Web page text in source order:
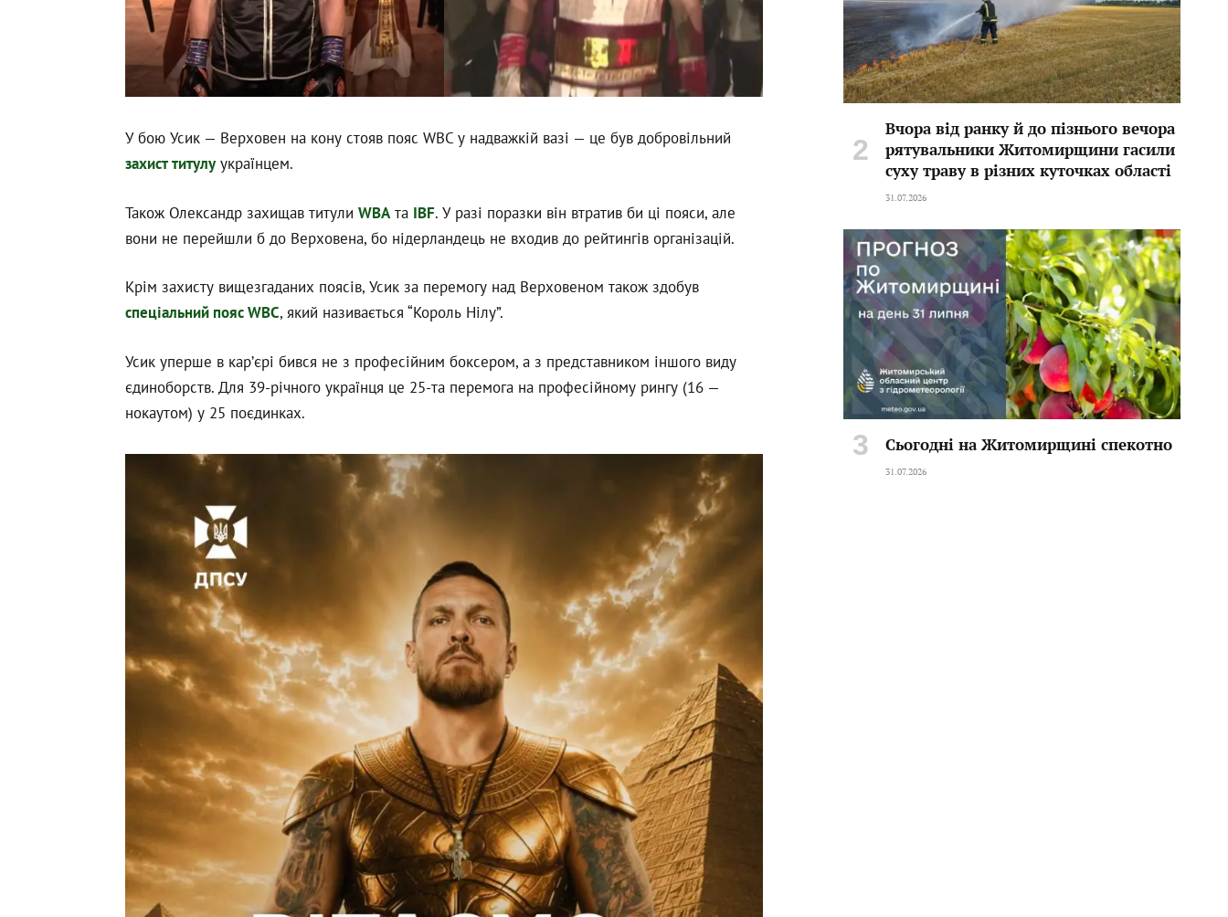
У бою Усик — Верховен на кону стояв пояс WBC у надважкій вазі — це був добровільний
захист титулуукраїнцем.
Також Олександр захищав титули WBAта IBF. У разі поразки він втратив би ці пояси, але
вони не перейшли б до Верховена, бо нідерландець не входив до рейтингів організацій.
Крім захисту вищезгаданих поясів, Усик за перемогу над Верховеном також здобув
спеціальний пояс WBC, який називається “Король Нілу”.
Усик уперше в кар’єрі бився не з професійним боксером, а з представником іншого виду
єдиноборств. Для 39-річного українця це 25-та перемога на професійному рингу (16 —
нокаутом) у 25 поєдинках.
Вчора від ранку й до пізнього вечора
рятувальники Житомирщини гасили
суху траву в різних куточках області
31.07.2026
Сьогодні на Житомирщині спекотно
31.07.2026